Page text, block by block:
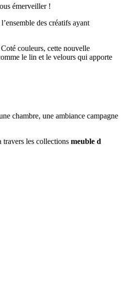
émerveiller !
des créatifs ayant
couleurs, cette nouvelle
le lin et le velours qui apporte
chambre, une ambiance campagne
travers les collections meuble d